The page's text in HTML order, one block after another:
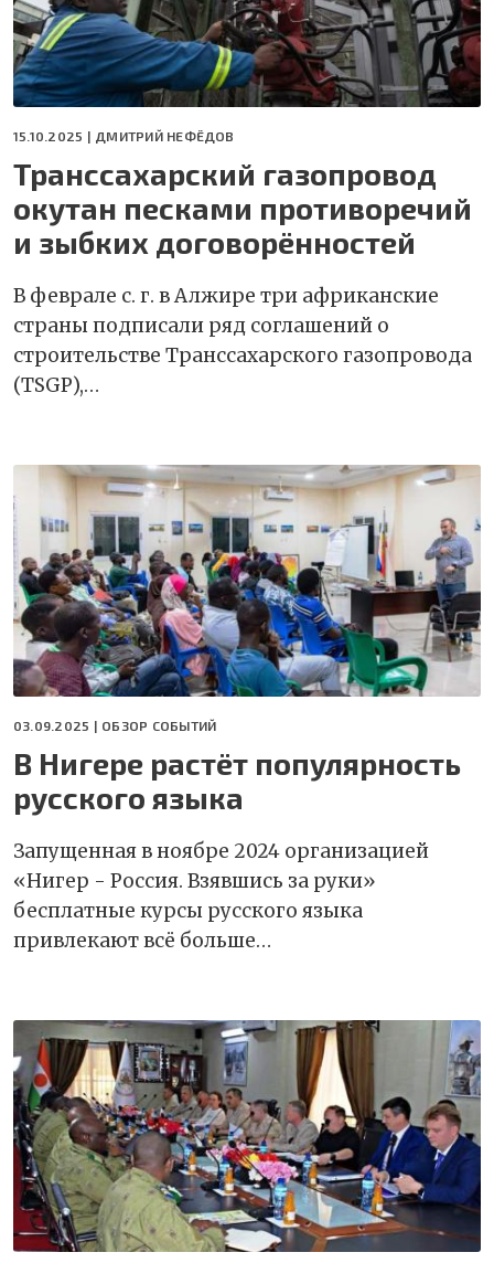
15.10.2025 | ДМИТРИЙ НЕФЁДОВ
Транссахарский газопровод
окутан песками противоречий
и зыбких договорённостей
В феврале с. г. в Алжире три африканские
страны подписали ряд соглашений о
строительстве Транссахарского газопровода
(TSGP),…
03.09.2025 | ОБЗОР СОБЫТИЙ
В Нигере растёт популярность
русского языка
Запущенная в ноябре 2024 организацией
«Нигер - Россия. Взявшись за руки»
бесплатные курсы русского языка
привлекают всё больше…